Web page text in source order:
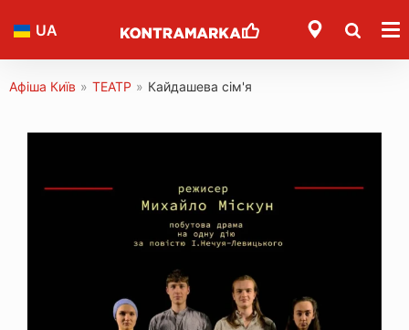
UA
Афіша Київ » ТЕАТР » Кайдашева сім'я